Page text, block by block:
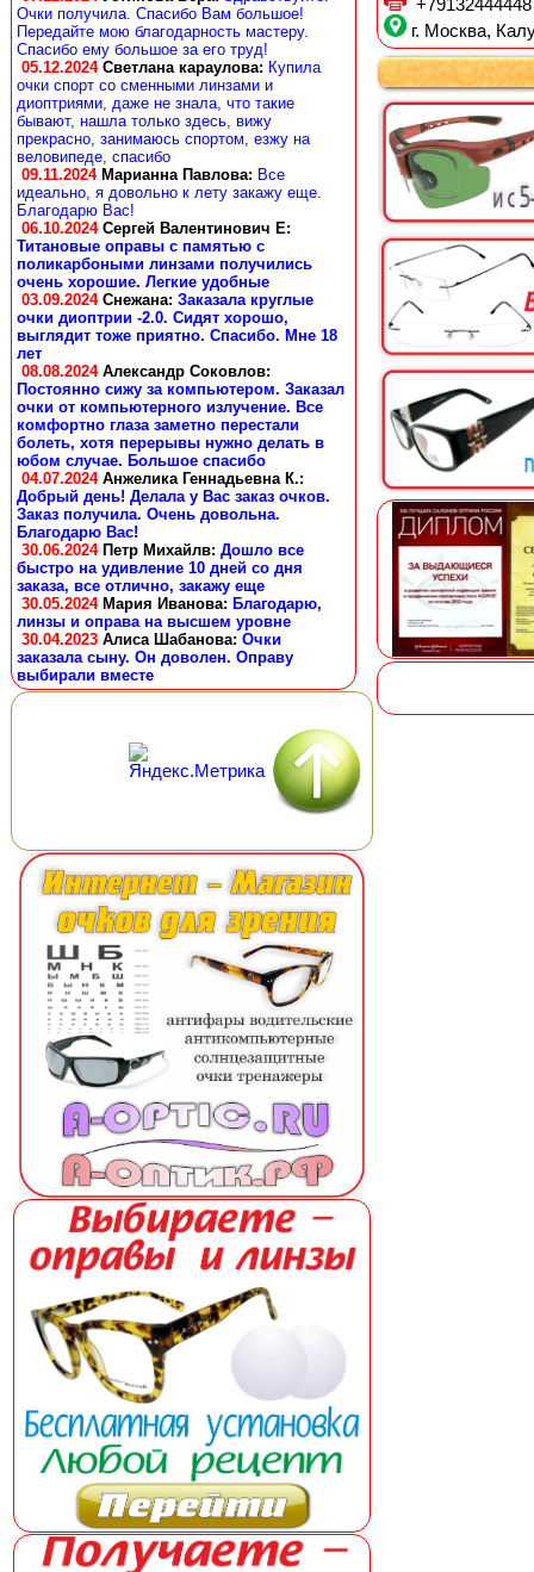
Очки получила. Спасибо Вам большое!
Передайте мою благодарность мастеру.
Спасибо ему большое за его труд!
05.12.2024 Светлана караулова: Купила
очки спорт со сменными линзами и
диоптриями, даже не знала, что такие
бывают, нашла только здесь, вижу
прекрасно, занимаюсь спортом, езжу на
веловипеде, спасибо
09.11.2024 Марианна Павлова: Все
идеально, я довольно к лету закажу еще.
Благодарю Вас!
06.10.2024 Сергей Валентинович Е:
Титановые оправы с памятью с
поликарбоными линзами получились
очень хорошие. Легкие удобные
03.09.2024 Снежана: Заказала круглые
очки диоптрии -2.0. Сидят хорошо,
выглядит тоже приятно. Спасибо. Мне 18
лет
08.08.2024 Александр Соковлов:
Постоянно сижу за компьютером. Заказал
очки от компьютерного излучение. Все
комфортно глаза заметно перестали
болеть, хотя перерывы нужно делать в
юбом случае. Большое спасибо
04.07.2024 Анжелика Геннадьевна К.:
Добрый день! Делала у Вас заказ очков.
Заказ получила. Очень довольна.
Благодарю Вас!
30.06.2024 Петр Михайлв: Дошло все
быстро на удивление 10 дней со дня
заказа, все отлично, закажу еще
30.05.2024 Мария Иванова: Благодарю,
линзы и оправа на высшем уровне
30.04.2023 Алиса Шабанова: Очки
заказала сыну. Он доволен. Оправу
выбирали вместе
+79132444448
г. Москва,